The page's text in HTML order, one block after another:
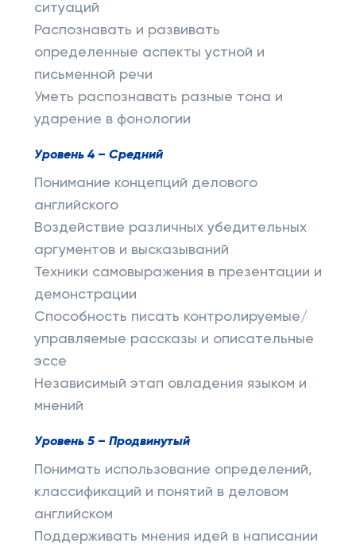
ситуаций
Распознавать и развивать
определенные аспекты устной и
письменной речи
Уметь распознавать разные тона и
ударение в фонологии
Уровень 4 – Средний
Понимание концепций делового
английского
Воздействие различных убедительных
аргументов и высказываний
Техники самовыражения в презентации и
демонстрации
Способность писать контролируемые/
управляемые рассказы и описательные
эссе
Независимый этап овладения языком и
мнений
Уровень 5 – Продвинутый
Понимать использование определений,
классификаций и понятий в деловом
английском
Поддерживать мнения идей в написании